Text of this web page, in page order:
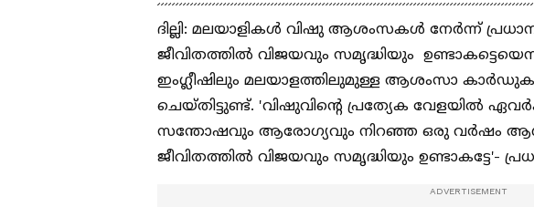
ദില്ലി: മലയാളികള്‍ വിഷു ആശംസകൾ നേർന്ന്
ജീവിതത്തിൽ വിജയവും സമൃദ്ധിയും ഉണ്ടാകട്ടെയെന്ന്
ഇംഗ്ലീഷിലും മലയാളത്തിലുമുള്ള ആശംസാ കാർഡുകളും
ചെയ്തിട്ടുണ്ട്. 'വിഷുവിന്‍റെ പ്രത്യേക വേളയില്‍
സന്തോഷവും ആരോഗ്യവും നിറഞ്ഞ ഒരു വർഷം
ജീവിതത്തില്‍ വിജയവും സമൃദ്ധിയും ഉണ്ടാകട്ടേ'-